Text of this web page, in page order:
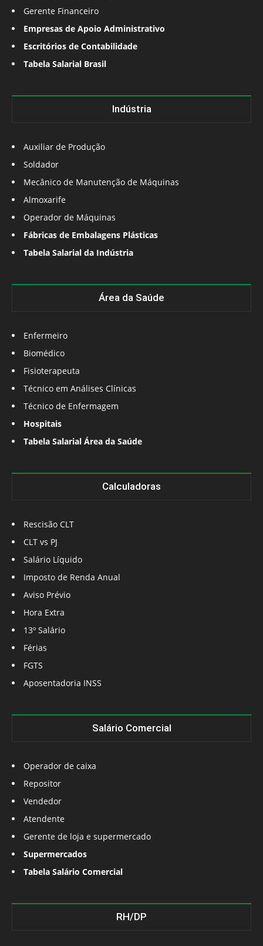
Gerente Financeiro
Empresas de Apoio Administrativo
Escritórios de Contabilidade
Tabela Salarial Brasil
Indústria
Auxiliar de Produção
Soldador
Mecânico de Manutenção de Máquinas
Almoxarife
Operador de Máquinas
Fábricas de Embalagens Plásticas
Tabela Salarial da Indústria
Área da Saúde
Enfermeiro
Biomédico
Fisioterapeuta
Técnico em Análises Clínicas
Técnico de Enfermagem
Hospitais
Tabela Salarial Área da Saúde
Calculadoras
Rescisão CLT
CLT vs PJ
Salário Líquido
Imposto de Renda Anual
Aviso Prévio
Hora Extra
13º Salário
Férias
FGTS
Aposentadoria INSS
Salário Comercial
Operador de caixa
Repositor
Vendedor
Atendente
Gerente de loja e supermercado
Supermercados
Tabela Salário Comercial
RH/DP